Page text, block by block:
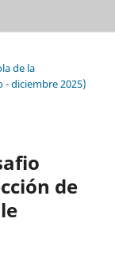
de la
- diciembre 2025)
de